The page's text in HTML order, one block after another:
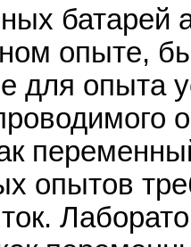
опыте,
для опыта
опытов